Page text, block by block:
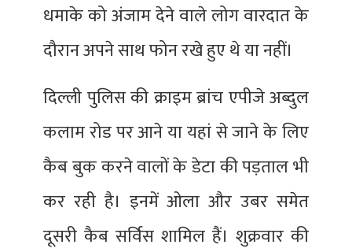
धमाके को अंजाम देने वाले लोग वारदात के
दौरान अपने साथ फोन रखे हुए थे या नहीं।
दिल्ली पुलिस की क्राइम ब्रांच एपीजे अब्दुल
कलाम रोड पर आने या यहां से जाने के लिए
कैब बुक करने वालों के डेटा की पड़ताल भी
कर रही है। इनमें ओला और उबर समेत
दूसरी कैब सर्विस शामिल हैं। शुक्रवार की